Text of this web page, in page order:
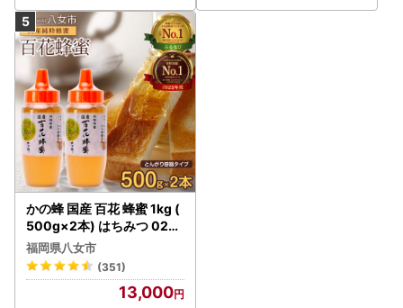
かの蜂 国産 百花 蜂蜜 1kg (
500g×2本) はちみつ 024-
019
福岡県八女市
(351)
13,000